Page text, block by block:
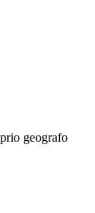
geografo